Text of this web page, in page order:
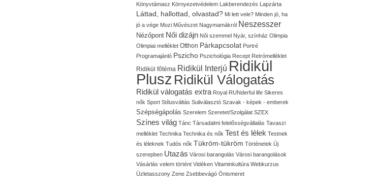
Könyvtámasz Környezetvédelem Lakberendezés Lapzárta
Láttad, hallottad, olvastad? Mi lett vele? Minden jó, ha
jó a vége Mozi Művészet Nagymamákról Neszesszer
Nézőpont Női dizájn Női szemmel Nyár, színház Olimpia
Olimpiai melléklet Otthon Párkapcsolat Portré
Programajánló Pszicho Pszichológia Recept Retrómelléklet
Ridikül főtéma Ridikül Interjú Ridikül
Plusz Ridikül Válogatás
Ridikül válogatás extra Royal RUNderful life Sikeres
nők Sport Stílusváltás Suliválasztó Szavak - képek - emberek
Szépségápolás Szerelem Szeretet/Szolgálat SZEX
Színes világ Tánc Társadalmi felelősségvállalás Tavaszi
melléklet Technika Technika és nők Test és lélek Testnek
és léleknek Tudós nők Tükröm-tükröm Történetek Új
szerepben Utazás Városi barangolás Városi barangolások
Vásárlás velem történt Vidéken Vitaminkultúra Webkurzus
Üzletasszony Zene Zsebbevágó Önismeret